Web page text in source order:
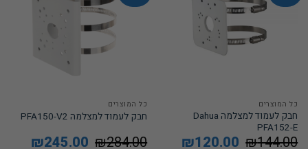
כל המוצרים
חבק לעמוד למצלמה Dahua
PFA152-E
₪144.00 המחיר ₪120.00 המחיר
כל המוצרים
חבק לעמוד למצלמה PFA150-V2
₪284.00 המחיר ₪245.00 המחיר